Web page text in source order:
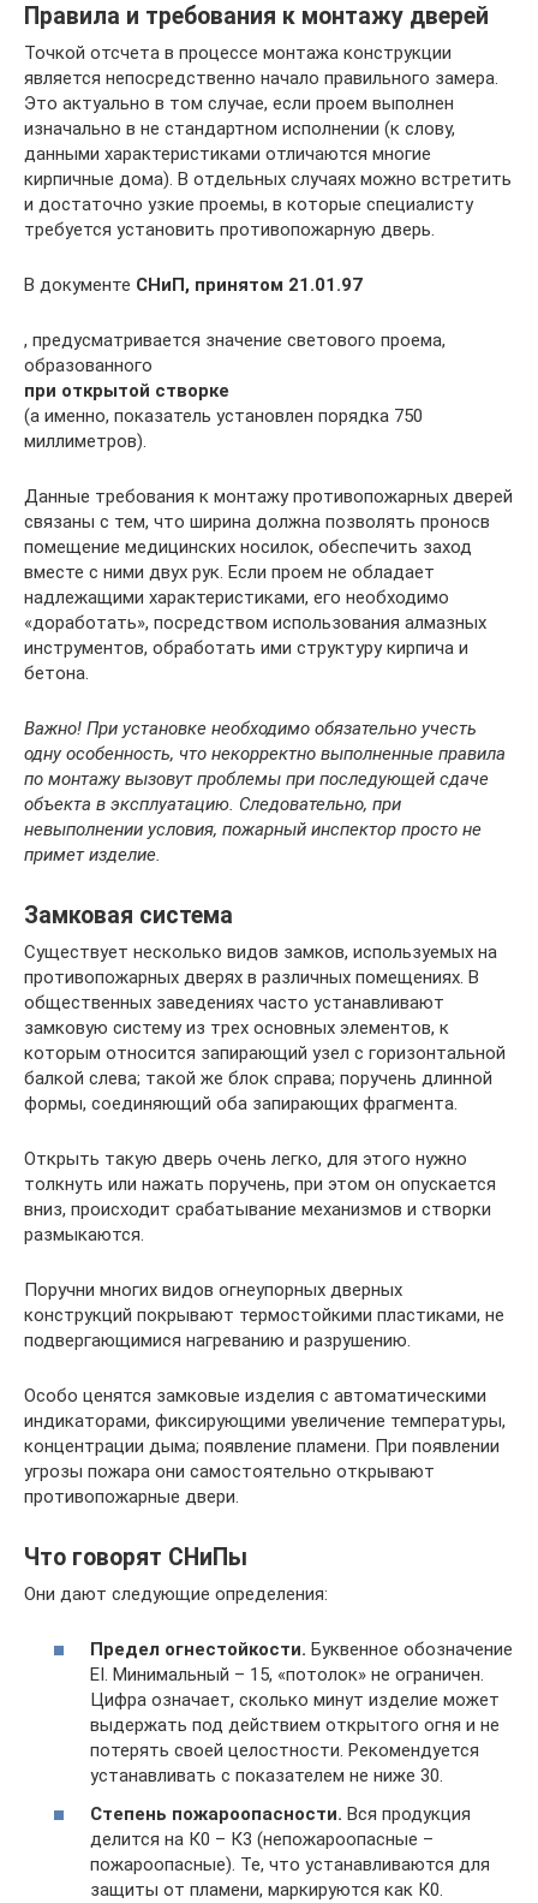
Правила и требования к монтажу дверей
Точкой отсчета в процессе монтажа конструкции
является непосредственно начало правильного замера.
Это актуально в том случае, если проем выполнен
изначально в не стандартном исполнении (к слову,
данными характеристиками отличаются многие
кирпичные дома). В отдельных случаях можно встретить
и достаточно узкие проемы, в которые специалисту
требуется установить противопожарную дверь.
В документе СНиП, принятом 21.01.97
, предусматривается значение светового проема,
образованного
при открытой створке
(а именно, показатель установлен порядка 750
миллиметров).
Данные требования к монтажу противопожарных дверей
связаны с тем, что ширина должна позволять проносв
помещение медицинских носилок, обеспечить заход
вместе с ними двух рук. Если проем не обладает
надлежащими характеристиками, его необходимо
«доработать», посредством использования алмазных
инструментов, обработать ими структуру кирпича и
бетона.
Важно! При установке необходимо обязательно учесть
одну особенность, что некорректно выполненные правила
по монтажу вызовут проблемы при последующей сдаче
объекта в эксплуатацию. Следовательно, при
невыполнении условия, пожарный инспектор просто не
примет изделие.
Замковая система
Существует несколько видов замков, используемых на
противопожарных дверях в различных помещениях. В
общественных заведениях часто устанавливают
замковую систему из трех основных элементов, к
которым относится запирающий узел с горизонтальной
балкой слева; такой же блок справа; поручень длинной
формы, соединяющий оба запирающих фрагмента.
Открыть такую дверь очень легко, для этого нужно
толкнуть или нажать поручень, при этом он опускается
вниз, происходит срабатывание механизмов и створки
размыкаются.
Поручни многих видов огнеупорных дверных
конструкций покрывают термостойкими пластиками, не
подвергающимися нагреванию и разрушению.
Особо ценятся замковые изделия с автоматическими
индикаторами, фиксирующими увеличение температуры,
концентрации дыма; появление пламени. При появлении
угрозы пожара они самостоятельно открывают
противопожарные двери.
Что говорят СНиПы
Они дают следующие определения:
Предел огнестойкости. Буквенное обозначение
EI. Минимальный – 15, «потолок» не ограничен.
Цифра означает, сколько минут изделие может
выдержать под действием открытого огня и не
потерять своей целостности. Рекомендуется
устанавливать с показателем не ниже 30.
Степень пожароопасности. Вся продукция
делится на К0 – К3 (непожароопасные –
пожароопасные). Те, что устанавливаются для
защиты от пламени, маркируются как К0.